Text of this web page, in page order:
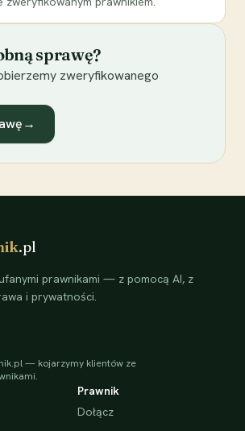
sprawę?
zweryfikowanego
→
.pl
prawnikami — z pomocą AI, z
i prywatności.
— kojarzymy klientów ze
Prawnik
Dołącz